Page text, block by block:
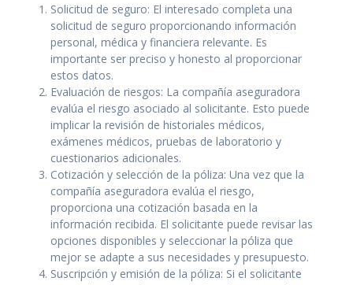
Solicitud de seguro: El interesado completa una
solicitud de seguro proporcionando información
personal, médica y financiera relevante. Es
importante ser preciso y honesto al proporcionar
estos datos.
Evaluación de riesgos: La compañía aseguradora
evalúa el riesgo asociado al solicitante. Esto puede
implicar la revisión de historiales médicos,
exámenes médicos, pruebas de laboratorio y
cuestionarios adicionales.
Cotización y selección de la póliza: Una vez que la
compañía aseguradora evalúa el riesgo,
proporciona una cotización basada en la
información recibida. El solicitante puede revisar las
opciones disponibles y seleccionar la póliza que
mejor se adapte a sus necesidades y presupuesto.
Suscripción y emisión de la póliza: Si el solicitante